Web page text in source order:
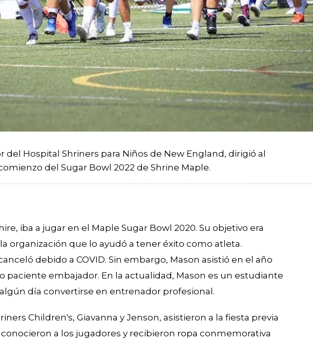
del Hospital Shriners para Niños de New England, dirigió al
del Sugar Bowl 2022 de Shrine Maple.
iba a jugar en el Maple Sugar Bowl 2020. Su objetivo era
organización que lo ayudó a tener éxito como atleta.
debido a COVID. Sin embargo, Mason asistió en el año
paciente embajador. En la actualidad, Mason es un estudiante
día convertirse en entrenador profesional.
Children's, Giavanna y Jenson, asistieron a la fiesta previa
a los jugadores y recibieron ropa conmemorativa